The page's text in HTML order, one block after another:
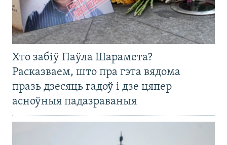
Хто забіў Паўла Шарамета?
Расказваем, што пра гэта вядома
празь дзесяць гадоў і дзе цяпер
асноўныя падазраваныя